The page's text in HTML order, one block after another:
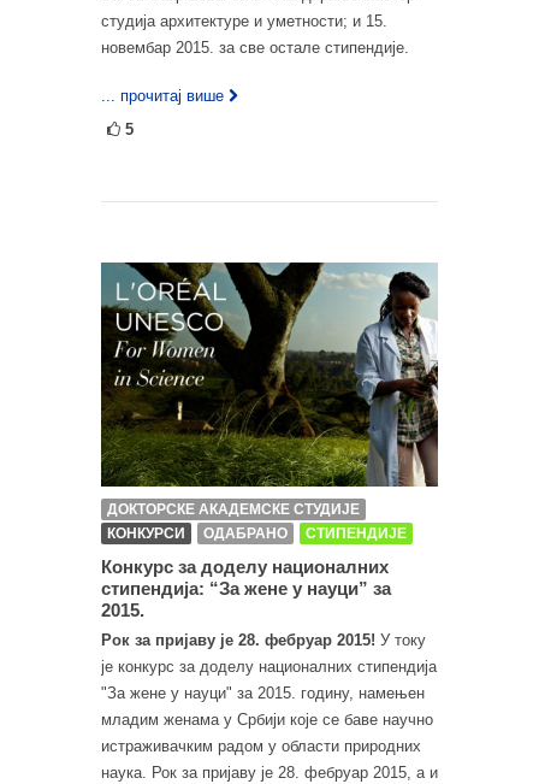
студија архитектуре и уметности; и 15.
новембар 2015. за све остале стипендије.
... прочитај више
5
ДОКТОРСКЕ АКАДЕМСКЕ СТУДИЈЕ
КОНКУРСИ
ОДАБРАНО СТИПЕНДИЈЕ
Конкурс за доделу националних
стипендија: “За жене у науци” за
2015.
Рок за пријаву је 28. фебруар 2015! У току
је конкурс за доделу националних стипендија
"За жене у науци" за 2015. годину, намењен
младим женама у Србији које се баве научно
истраживачким радом у области природних
наука. Рок за пријаву је 28. фебруар 2015, а и